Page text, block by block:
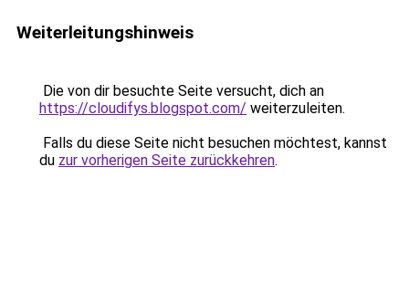
Weiterleitungshinweis
Die von dir besuchte Seite versucht, dich an
https://cloudifys.blogspot.com/ weiterzuleiten.
Falls du diese Seite nicht besuchen möchtest, kannst
du zur vorherigen Seite zurückkehren.